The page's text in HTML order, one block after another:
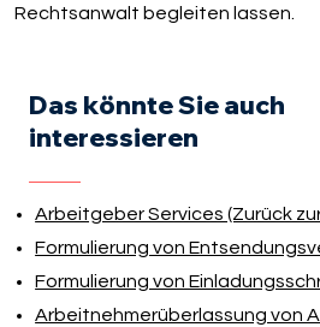
Rechtsanwalt begleiten lassen.
Das könnte Sie auch
interessieren
Arbeitgeber Services (Zurück
Formulierung von
Formulierung von
Arbeitnehmerüberlassung von